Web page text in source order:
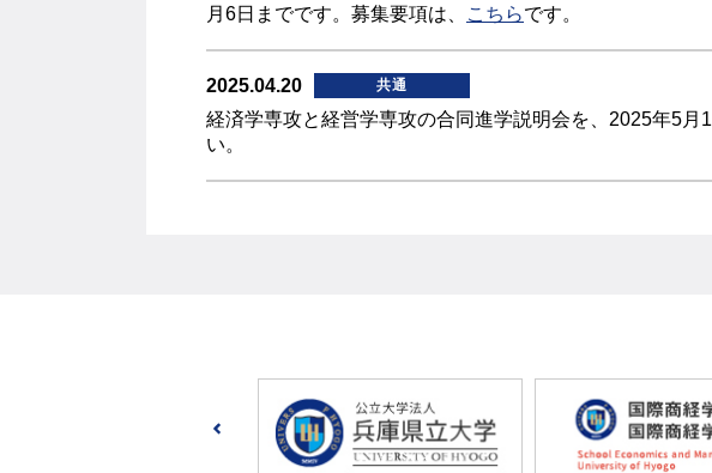
月6日までです。募集要項は、
こちらです。
2025.04.20 共通
経済学専攻と経営学専攻の合同進学説明会を、2025年5月
い。